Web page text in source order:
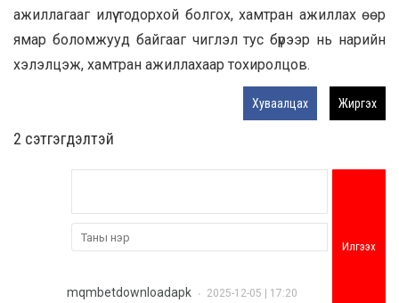
ажиллагааг илүү тодорхой болгох, хамтран ажиллах өөр
ямар боломжууд байгааг чиглэл тус бүрээр нь нарийн
хэлэлцэж, хамтран ажиллахаар тохиролцов.
Хуваалцах Жиргэх
2 cэтгэгдэлтэй
Илгээх
mqmbetdownloadapk • 2025-12-05 | 17:20